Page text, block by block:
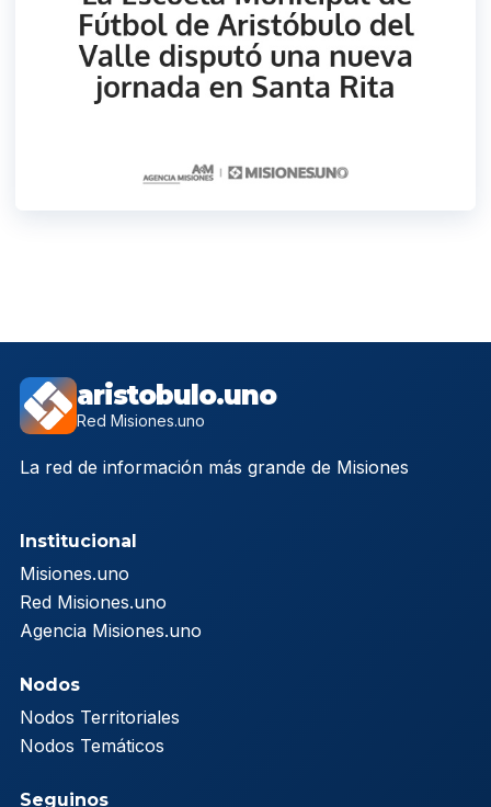
aristobulo.uno
Red Misiones.uno
La red de información más grande de Misiones
Institucional
Misiones.uno
Red Misiones.uno
Agencia Misiones.uno
Nodos
Nodos Territoriales
Nodos Temáticos
Seguinos